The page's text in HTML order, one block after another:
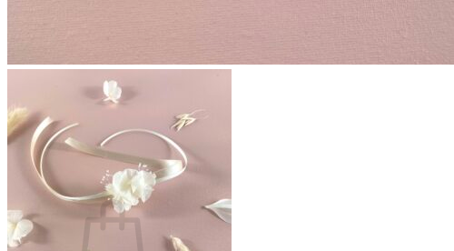
Panier /€0,00 0